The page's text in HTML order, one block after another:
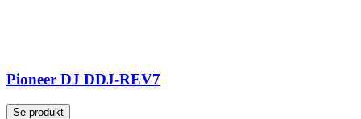
Pioneer DJ DDJ-REV7
Se produkt